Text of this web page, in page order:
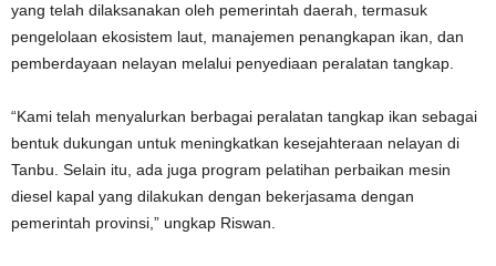
yang telah dilaksanakan oleh pemerintah daerah, termasuk
pengelolaan ekosistem laut, manajemen penangkapan ikan, dan
pemberdayaan nelayan melalui penyediaan peralatan tangkap.
“Kami telah menyalurkan berbagai peralatan tangkap ikan sebagai
bentuk dukungan untuk meningkatkan kesejahteraan nelayan di
Tanbu. Selain itu, ada juga program pelatihan perbaikan mesin
diesel kapal yang dilakukan dengan bekerjasama dengan
pemerintah provinsi,” ungkap Riswan.